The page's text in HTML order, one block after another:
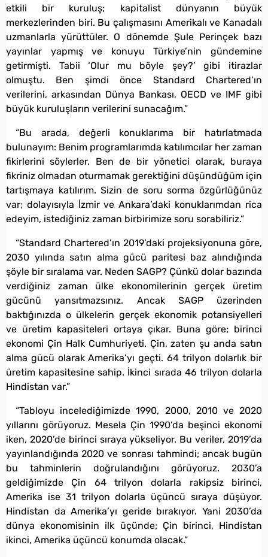
etkili bir kuruluş; kapitalist dünyanın büyük
merkezlerinden biri. Bu çalışmasını Amerikalı ve Kanadalı
uzmanlarla yürüttüler. O dönemde Şule Perinçek bazı
yayınlar yapmış ve konuyu Türkiye’nin gündemine
getirmişti. Tabii ‘Olur mu böyle şey?’ gibi itirazlar
olmuştu. Ben şimdi önce Standard Chartered’ın
verilerini, arkasından Dünya Bankası, OECD ve IMF gibi
büyük kuruluşların verilerini sunacağım.”
“Bu arada, değerli konuklarıma bir hatırlatmada
bulunayım: Benim programlarımda katılımcılar her zaman
fikirlerini söylerler. Ben de bir yönetici olarak, buraya
fikriniz olmadan oturmamak gerektiğini düşündüğüm için
tartışmaya katılırım. Sizin de soru sorma özgürlüğünüz
var; dolayısıyla İzmir ve Ankara’daki konuklarımdan rica
edeyim, istediğiniz zaman birbirimize soru sorabiliriz.”
“Standard Chartered’ın 2019’daki projeksiyonuna göre,
2030 yılında satın alma gücü paritesi baz alındığında
şöyle bir sıralama var. Neden SAGP? Çünkü dolar bazında
verdiğiniz zaman ülke ekonomilerinin gerçek üretim
gücünü yansıtmazsınız. Ancak SAGP üzerinden
baktığınızda o ülkelerin gerçek ekonomik potansiyelleri
ve üretim kapasiteleri ortaya çıkar. Buna göre; birinci
ekonomi Çin Halk Cumhuriyeti. Çin, zaten şu anda satın
alma gücü olarak Amerika’yı geçti. 64 trilyon dolarlık bir
üretim kapasitesine sahip. İkinci sırada 46 trilyon dolarla
Hindistan var.”
“Tabloyu incelediğimizde 1990, 2000, 2010 ve 2020
yıllarını görüyoruz. Mesela Çin 1990’da beşinci ekonomi
iken, 2020’de birinci sıraya yükseliyor. Bu veriler, 2019’da
yayınlandığında 2020 ve sonrası tahmindi; ancak bugün
bu tahminlerin doğrulandığını görüyoruz. 2030’a
geldiğimizde Çin 64 trilyon dolarla rakipsiz birinci,
Amerika ise 31 trilyon dolarla üçüncü sıraya düşüyor.
Hindistan da Amerika’yı geride bırakıyor. Yani 2030’da
dünya ekonomisinin ilk üçünde; Çin birinci, Hindistan
ikinci, Amerika üçüncü konumda olacak.”